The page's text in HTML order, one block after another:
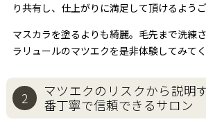
り共有し、仕上がりに満足して頂けるよう
マスカラを塗るよりも綺麗。毛先まで洗練
ラリュールのマツエクを是非体験してみてく
2 マツエクのリスクから説明す
番丁寧で信頼できるサロン